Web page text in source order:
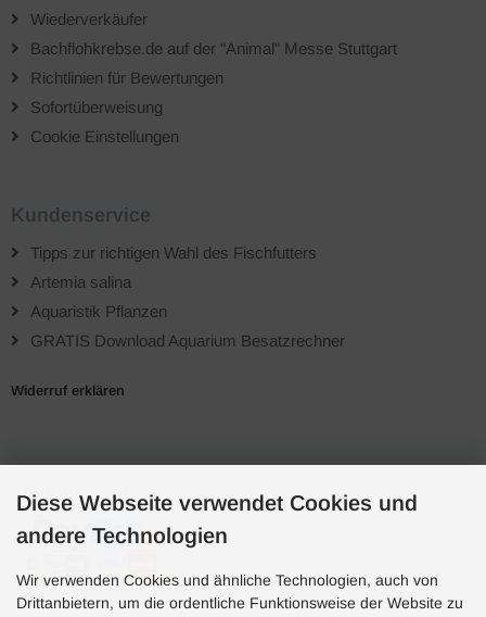
Wiederverkäufer
Bachflohkrebse.de auf der "Animal" Messe Stuttgart
Richtlinien für Bewertungen
Sofortüberweisung
Cookie Einstellungen
Kundenservice
Tipps zur richtigen Wahl des Fischfutters
Artemia salina
Aquaristik Pflanzen
GRATIS Download Aquarium Besatzrechner
Widerruf erklären
Zahlungsarten
Diese Webseite verwendet Cookies und
andere Technologien
Wir verwenden Cookies und ähnliche Technologien, auch von
Drittanbietern, um die ordentliche Funktionsweise der Website zu